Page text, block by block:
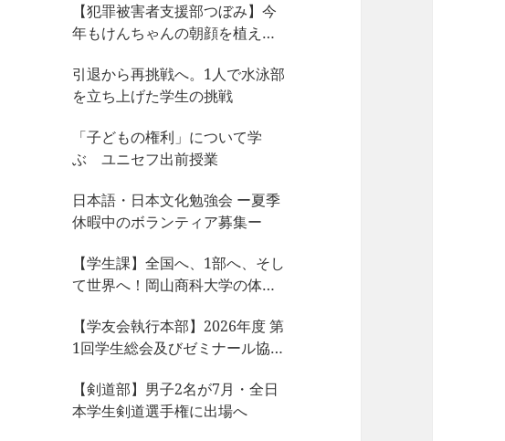
【犯罪被害者支援部つぼみ】今
年もけんちゃんの朝顔を植えま
引退から再挑戦へ。1人で水泳部
を立ち上げた学生の挑戦
「子どもの権利」について学
ぶ ユニセフ出前授業
日本語・日本文化勉強会 ー夏季
休暇中のボランティア募集ー
【学生課】全国へ、1部へ、そし
て世界へ！岡山商科大学の体育
動！
【学友会執行本部】2026年度 第
1回学生総会及びゼミナール協議
ました！
【剣道部】男子2名が7月・全日
本学生剣道選手権に出場へ